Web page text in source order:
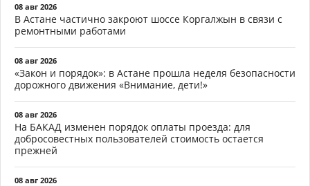
08 авг 2026
В Астане частично закроют шоссе Коргалжын в связи с
ремонтными работами
08 авг 2026
«Закон и порядок»: в Астане прошла неделя безопасности
дорожного движения «Внимание, дети!»
08 авг 2026
На БАКАД изменен порядок оплаты проезда: для
добросовестных пользователей стоимость остается
прежней
08 авг 2026